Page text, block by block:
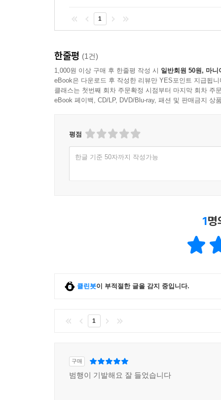
1
한줄평 (1건)
1,000원 이상 구매 후 한줄평 작성 시 일반회원 50원, 마니
eBook은 다운로드 후 작성한 리뷰만 YES포인트 지급됩니
클래스는 첫번째 회차 주문확정 시점부터 마지막 회차 주
eBook 페이백, CD/LP, DVD/Blu-ray, 패션 및 판매금지 상
평점
한글 기준 50자까지 작성가능
1명
클린봇이 부적절한 글을 감지 중입니다.
1
구매
범행이 기발해요 잘 들었습니다